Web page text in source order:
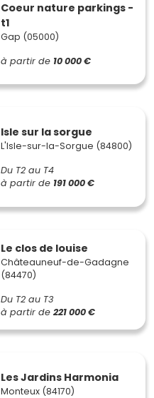
Coeur nature parkings -
t1
Gap (05000)
à partir de 10 000 €
Isle sur la sorgue
L'Isle-sur-la-Sorgue (84800)
Du T2 au T4
à partir de 191 000 €
Le clos de louise
Châteauneuf-de-Gadagne
(84470)
Du T2 au T3
à partir de 221 000 €
Les Jardins Harmonia
Monteux (84170)